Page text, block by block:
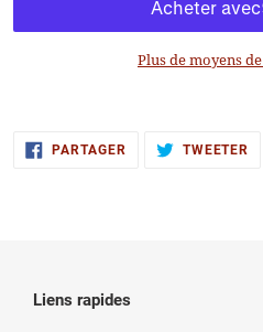
Plus de moyens
produitPARTAGER PARTAGERTWEETER
Liens rapides